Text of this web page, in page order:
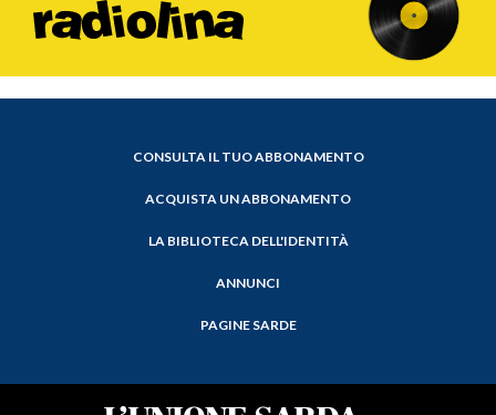
CONSULTA IL TUO ABBONAMENTO
ACQUISTA UN ABBONAMENTO
LA BIBLIOTECA DELL'IDENTITÀ
ANNUNCI
PAGINE SARDE